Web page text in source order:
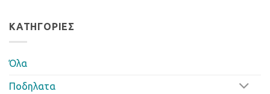
ΚΑΤΗΓΟΡΊΕΣ
Όλα
Ποδηλατα